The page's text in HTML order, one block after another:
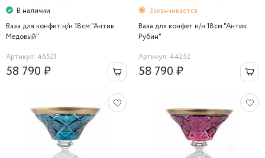
В наличии
Ваза для конфет н/н 18см."Антик
Медовый"
Артикул: 46521
58 790 ₽
Заканчивается
Ваза для конфет н/н 18см."Антик
Рубин"
Артикул: 44252
58 790 ₽